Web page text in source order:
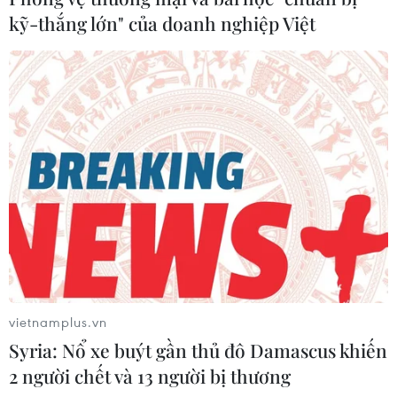
kỹ-thắng lớn" của doanh nghiệp Việt
vietnamplus.vn
Syria: Nổ xe buýt gần thủ đô Damascus khiến
2 người chết và 13 người bị thương